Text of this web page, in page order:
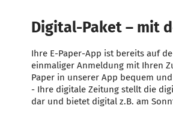
Digital-Paket – mit
Ihre E-Paper-App ist bereits auf
einmaliger Anmeldung mit Ihren
Paper in unserer App bequem
- Ihre digitale Zeitung stellt die
dar und bietet digital z.B. am